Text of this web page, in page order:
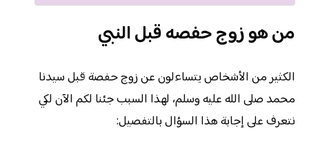
من هو زوج حفصه قبل النبي
الكثير من الأشخاص يتساءلون عن زوج حفصة قبل سيدنا
محمد صلى الله عليه وسلم، لهذا السبب جئنا لكم الآن لكي
نتعرف على إجابة هذا السؤال بالتفصيل: